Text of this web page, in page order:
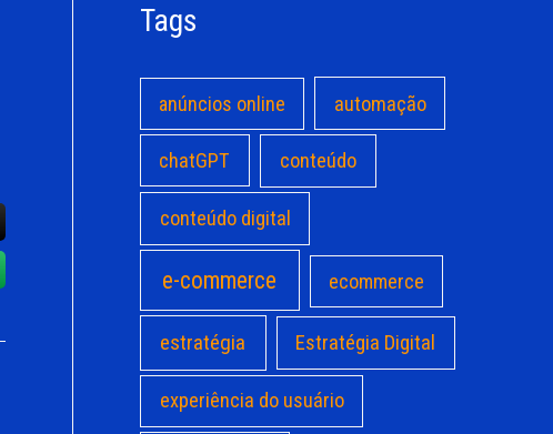
Tags
anúncios online automação
chatGPT conteúdo
conteúdo digital
e-commerce ecommerce
estratégia Estratégia Digital
experiência do usuário